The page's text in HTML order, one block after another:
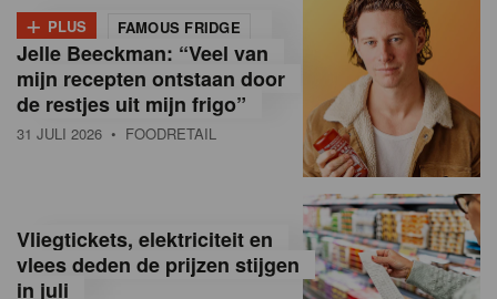
n
B
e
g
+ PLUS FAMOUS FRIDGE
Jelle Beeckman: “Veel van
mijn recepten ontstaan door
de restjes uit mijn frigo”
31 JULI 2026 • FOODRETAIL
Vliegtickets, elektriciteit en
vlees deden de prijzen stijgen
in juli